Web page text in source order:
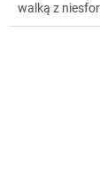
walką z